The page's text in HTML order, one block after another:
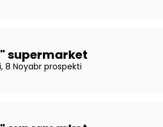
supermarket
8 Noyabr prospekti